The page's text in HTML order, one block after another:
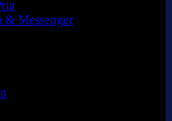
& Messenger